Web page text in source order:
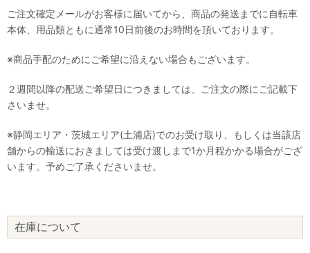
ご注文確定メールがお客様に届いてから、商品の発送までに自転車
本体、用品類ともに通常10日前後のお時間を頂いております。
※商品手配のためにご希望に沿えない場合もございます。
２週間以降の配送ご希望日につきましては、ご注文の際にご記載下
さいませ。
※静岡エリア・茨城エリア(土浦店)でのお受け取り、もしくは当該店
舗からの輸送におきましては受け渡しまで1か月程かかる場合がござ
います。予めご了承くださいませ。
在庫について